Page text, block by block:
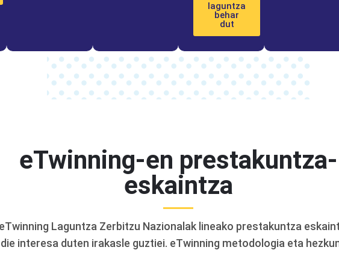
laguntza
behar
dut
eTwinning-en prestakuntza-
eskaintza
eTwinning Laguntza Zerbitzu Nazionalak lineako prestakuntza
die interesa duten irakasle guztiei. eTwinning metodologia eta